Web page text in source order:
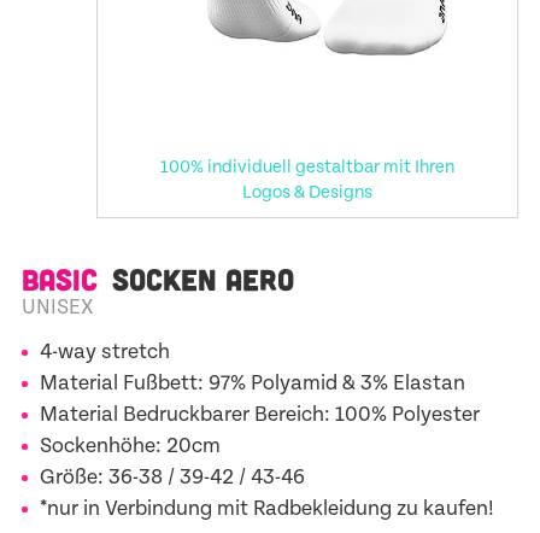
100% individuell gestaltbar mit Ihren
Logos & Designs
BASIC SOCKEN AERO
UNISEX
4-way stretch
Material Fußbett: 97% Polyamid & 3% Elastan
Material Bedruckbarer Bereich: 100% Polyester
Sockenhöhe: 20cm
Größe: 36-38 / 39-42 / 43-46
*nur in Verbindung mit Radbekleidung zu kaufen!